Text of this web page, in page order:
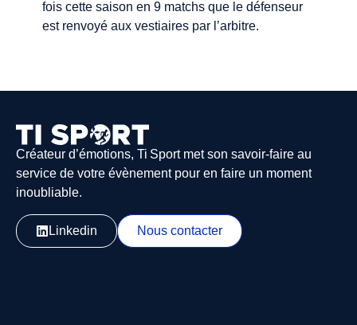
fois cette saison en 9 matchs que le défenseur
est renvoyé aux vestiaires par l’arbitre.
Créateur d’émotions, Ti Sport met son savoir-faire au
service de votre évènement pour en faire un moment
inoubliable.
Linkedin Nous contacter